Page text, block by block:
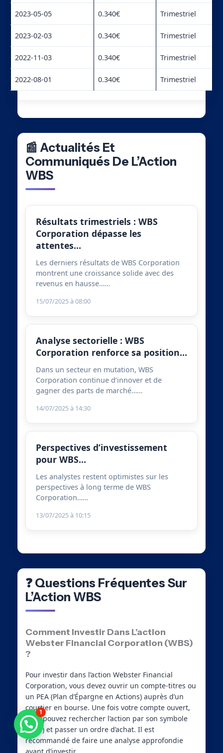
2023-05-05 0.340€ Trimestriel
2023-02-03 0.340€ Trimestriel
2022-11-03 0.340€ Trimestriel
2022-08-01 0.340€ Trimestriel
📰 Actualités Et
Communiqués De L’Action
WBS
Résultats trimestriels : WBS
Corporation dépasse les
attentes…
Les derniers résultats de WBS Corporation
montrent une croissance solide avec des
revenus en hausse……
15/07/2025 à 08:00
Analyse sectorielle : WBS
Corporation renforce sa position…
Dans un secteur en mutation, WBS
Corporation continue d’innover et de
gagner des parts de marché……
14/07/2025 à 14:30
Perspectives d’investissement
pour WBS…
Les analystes restent optimistes sur les
perspectives à long terme de WBS
Corporation……
13/07/2025 à 10:15
❓ Questions Fréquentes Sur
L’Action WBS
Comment Investir Dans L’action
Webster Financial Corporation (WBS)
?
Pour investir dans l’action Webster Financial
Corporation, vous devez ouvrir un compte-titres ou
un PEA (Plan d’Épargne en Actions) auprès d’un
courtier en bourse. Une fois votre compte ouvert,
vous pouvez rechercher l’action par son symbole
(WBS) et passer un ordre d’achat. Il est
recommandé de faire une analyse approfondie
1